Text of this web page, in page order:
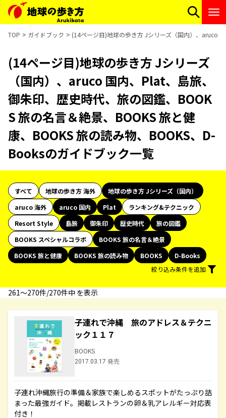
TOP ガイドブック (14ページ目)地球の歩き方 Jシリーズ（国内）、aruco
(14ページ目)地球の歩き方 Jシリーズ
（国内）、aruco 国内、Plat、島旅、
御朱印、歴史時代、旅の図鑑、BOOK
S 旅の名言＆絶景、BOOKS 旅と健
康、BOOKS 旅の読み物、BOOKS、D-
Booksのガイドブック一覧
すべて 地球の歩き方 海外
地球の歩き方 Jシリーズ（国内）
aruco 海外
aruco 国内 Plat
ランキング&テクニック
Resort Style
島旅 御朱印 歴史時代
旅の図鑑
BOOKS スペシャルコラボ
BOOKS 旅の名言＆絶景
BOOKS 旅と健康
BOOKS 旅の読み物 BOOKS
D-Books
絞り込み条件を追加
261〜270件/270件中 を表示
子連れで沖縄 旅のアドレス＆テクニ
ック１１７
BOOKS
2017.03.17 発売
子連れ沖縄旅行の準備＆家族で楽しめるスポットがたっぷり詰
まった最強ガイド。掲載レストランの卵＆乳アレルギー対応表
付き！